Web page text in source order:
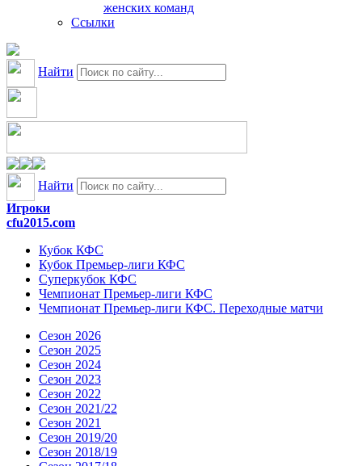
женских команд
Ссылки
Найти
Найти
Игроки
cfu2015.com
Кубок КФС
Кубок Премьер-лиги КФС
Суперкубок КФС
Чемпионат Премьер-лиги КФС
Чемпионат Премьер-лиги КФС. Переходные матчи
Сезон 2026
Сезон 2025
Сезон 2024
Сезон 2023
Сезон 2022
Сезон 2021/22
Сезон 2021
Сезон 2019/20
Сезон 2018/19